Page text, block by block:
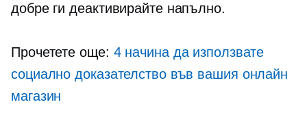
добре ги деактивирайте напълно.
Прочетете още: 4 начина да използвате
социално доказателство във вашия онлайн
магазин